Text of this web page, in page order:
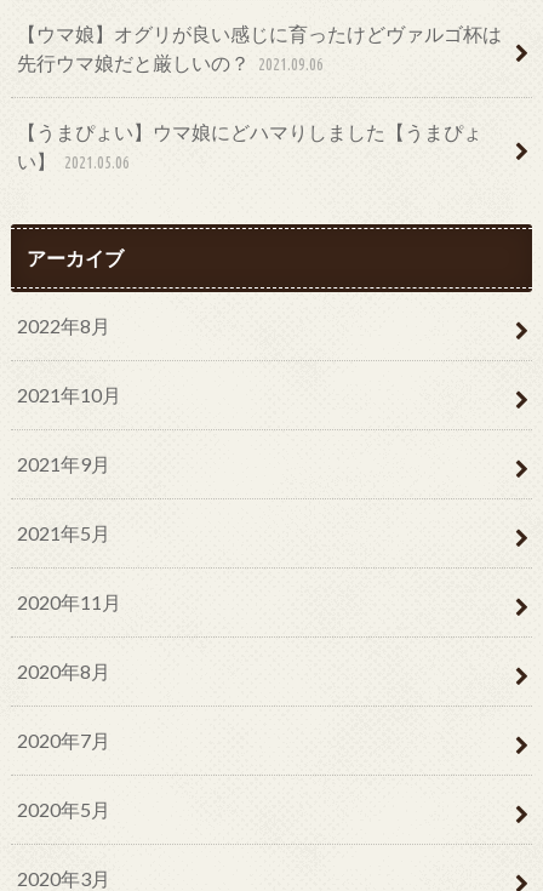
【ウマ娘】オグリが良い感じに育ったけどヴァルゴ杯は
先行ウマ娘だと厳しいの？
2021.09.06
【うまぴょい】ウマ娘にどハマりしました【うまぴょ
い】
2021.05.06
アーカイブ
2022年8月
2021年10月
2021年9月
2021年5月
2020年11月
2020年8月
2020年7月
2020年5月
2020年3月